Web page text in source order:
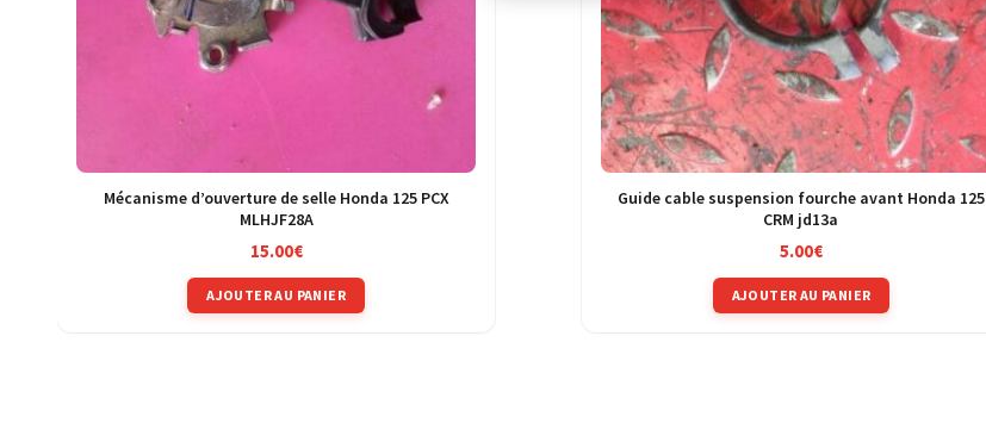
Mécanisme d’ouverture de selle Honda 125 PCX
MLHJF28A
15.00€
AJOUTER AU PANIER
Guide cable suspension fourche avant Honda 125
CRM jd13a
5.00€
AJOUTER AU PANIER